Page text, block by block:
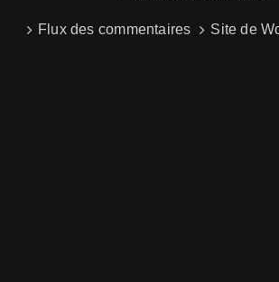
Flux des commentaires Site de